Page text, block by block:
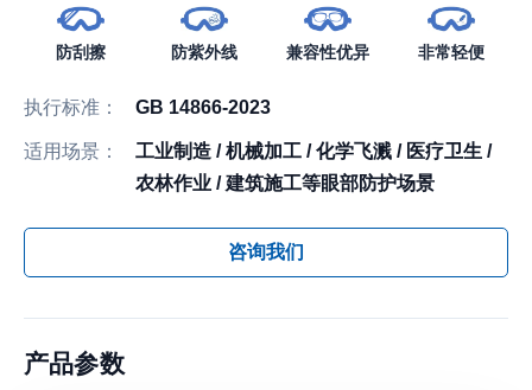
防刮擦 防紫外线 兼容性优异 非常轻便
执行标准： GB 14866-2023
适用场景：
工业制造 / 机械加工 / 化学飞溅 / 医疗卫生 /
农林作业 / 建筑施工等眼部防护场景
咨询我们
产品参数